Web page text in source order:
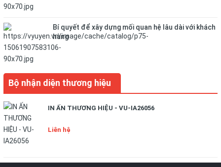
Bí quyết để xây dựng mối quan hệ lâu dài với khách
hàng
Bộ nhận diện thương hiệu
IN ẤN THƯƠNG HIỆU - VU-IA26056
Liên hệ